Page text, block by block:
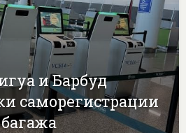
и Барбуд
саморегистрации